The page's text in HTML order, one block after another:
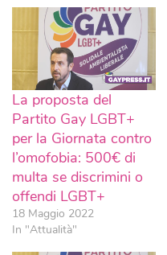
La proposta del
Partito Gay LGBT+
per la Giornata contro
l’omofobia: 500€ di
multa se discrimini o
offendi LGBT+
18 Maggio 2022
In "Attualità"